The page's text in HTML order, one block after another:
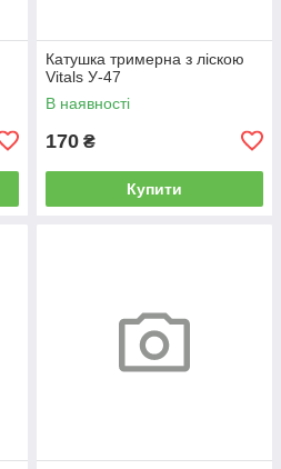
Катушка тримерна з ліскою
Vitals У-47
В наявності
170 ₴
Купити